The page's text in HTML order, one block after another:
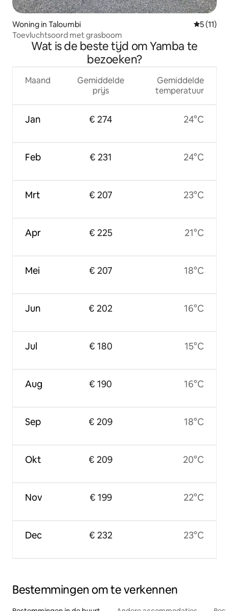
Woning in Taloumbi
5 (11)
Toevluchtsoord met grasboom
Wat is de beste tijd om Yamba te
bezoeken?
Maand
Jan
Feb
Mrt
Apr
Mei
Jun
Jul
Aug
Sep
Okt
Nov
Dec
Gemiddelde
prijs
€ 274
€ 231
€ 207
€ 225
€ 207
€ 202
€ 180
€ 190
€ 209
€ 209
€ 199
€ 232
Gemiddelde
temperatuur
24°C
24°C
23°C
21°C
18°C
16°C
15°C
16°C
18°C
20°C
22°C
23°C
Bestemmingen om te verkennen